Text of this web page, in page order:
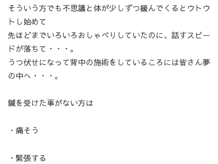
そういう方でも不思議と体が少しずつ緩んでくるとウトウ
トし始めて
先ほどまでいろいろおしゃべりしていたのに、話すスピー
ドが落ちて・・・。
うつ伏せになって背中の施術をしているころには皆さん夢
の中へ・・・。
鍼を受けた事がない方は
・痛そう
・緊張する